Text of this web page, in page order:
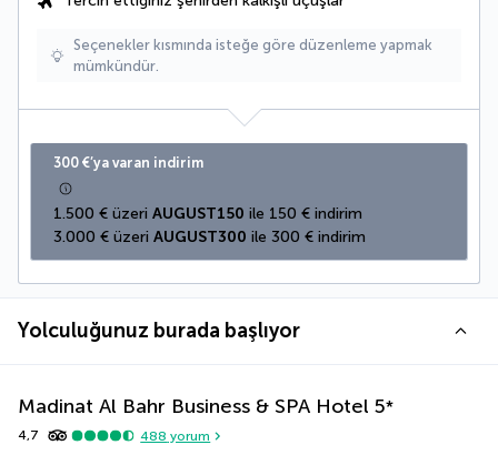
Seçenekler kısmında isteğe göre düzenleme yapmak
mümkündür.
300 €’ya varan indirim
1.500 € üzeri AUGUST150 ile 150 € indirim
3.000 € üzeri AUGUST300 ile 300 € indirim
Yolculuğunuz burada başlıyor
Madinat Al Bahr Business & SPA Hotel 5*
4,7 488 yorum